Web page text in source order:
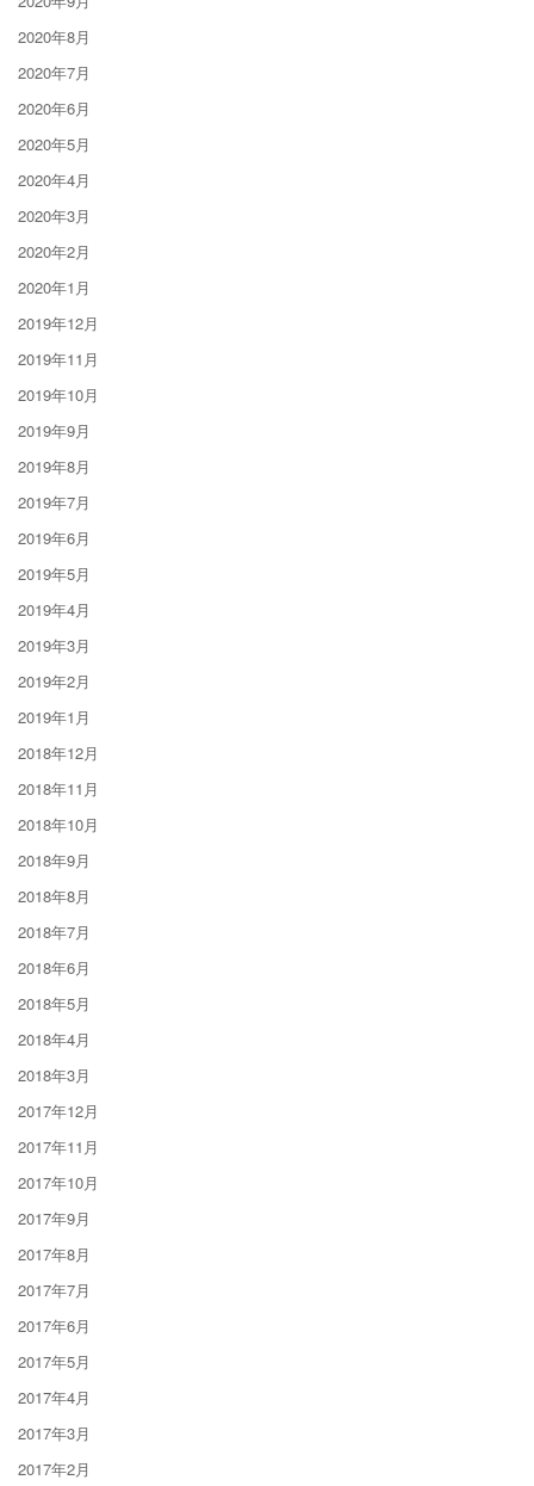
2020年8月
2020年7月
2020年6月
2020年5月
2020年4月
2020年3月
2020年2月
2020年1月
2019年12月
2019年11月
2019年10月
2019年9月
2019年8月
2019年7月
2019年6月
2019年5月
2019年4月
2019年3月
2019年2月
2019年1月
2018年12月
2018年11月
2018年10月
2018年9月
2018年8月
2018年7月
2018年6月
2018年5月
2018年4月
2018年3月
2017年12月
2017年11月
2017年10月
2017年9月
2017年8月
2017年7月
2017年6月
2017年5月
2017年4月
2017年3月
2017年2月